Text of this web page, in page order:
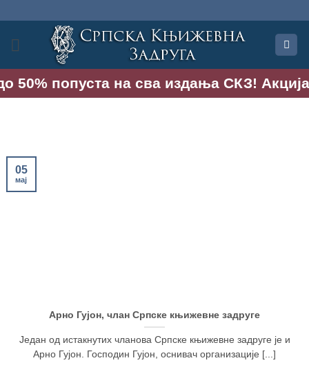
садржај
50% попуста на сва издања СКЗ! Акција
Арно Гујон, члан Српске књижевне задруге
Један од истакнутих чланова Српске књижевне задруге је и
Арно Гујон. Господин Гујон, оснивач организације [...]
05
мај